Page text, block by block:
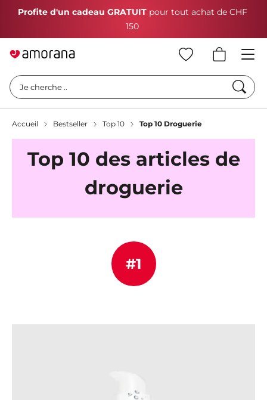
Profite d'un cadeau GRATUITpour tout achat de CHF
150
Je cherche ..
Accueil Bestseller Top 10 Top 10 Droguerie
Top 10 des articles de
droguerie
#1